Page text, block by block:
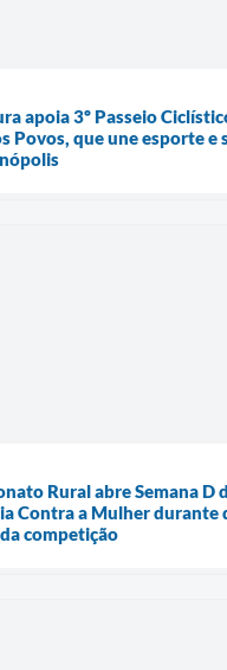
apoia 3º Passeio
Povos, que une esporte e
Rural abre Semana D
Contra a Mulher durante
competição